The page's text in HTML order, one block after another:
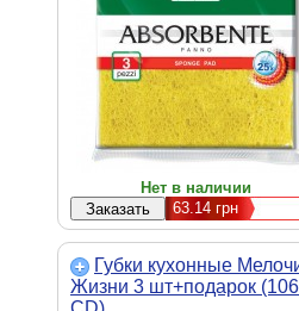
Нет в наличии
63.14 грн
Губки кухонные
Жизни 3 шт+подарок